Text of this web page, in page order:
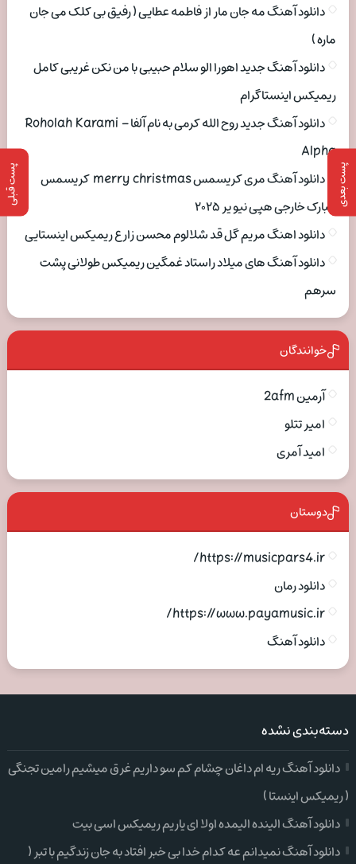
پست بعدی پست قبلی
دانلود آهنگ مه جان مار از فاطمه عطایی ( رفیق بی کلک می جان
ماره )
دانلود آهنگ جدید اهورا الو سلام حبیبی با من نکن غریبی کامل
ریمیکس اینستاگرام
دانلود آهنگ جدید روح الله کرمی به نام آلفا Roholah Karami –
Alpha
دانلود آهنگ مری کریسمس merry christmas کریسمس
مبارک خارجی هپی نیو یر ۲۰۲۵
دانلود اهنگ مریم گل قد شلالوم محسن زارع ریمیکس اینستایی
دانلود آهنگ های میلاد راستاد غمگین ریمیکس طولانی پشت
سرهم
خوانندگان
آرمین 2afm
امیر تتلو
امید آمری
دوستان
https://musicpars4.ir/
دانلود رمان
https://www.payamusic.ir/
دانلود آهنگ
دسته‌بندی نشده
دانلود آهنگ ریه ام داغان چشام کم سو داریم غرق میشیم رامین تجنگی
( ریمیکس اینستا )
دانلود آهنگ الینده الیمده اولا ای یاریم ریمیکس اسی بیت
دانلود آهنگ نمیدانم عه کدام خدا بی خبر افتاد به جان زندگیم با تبر (